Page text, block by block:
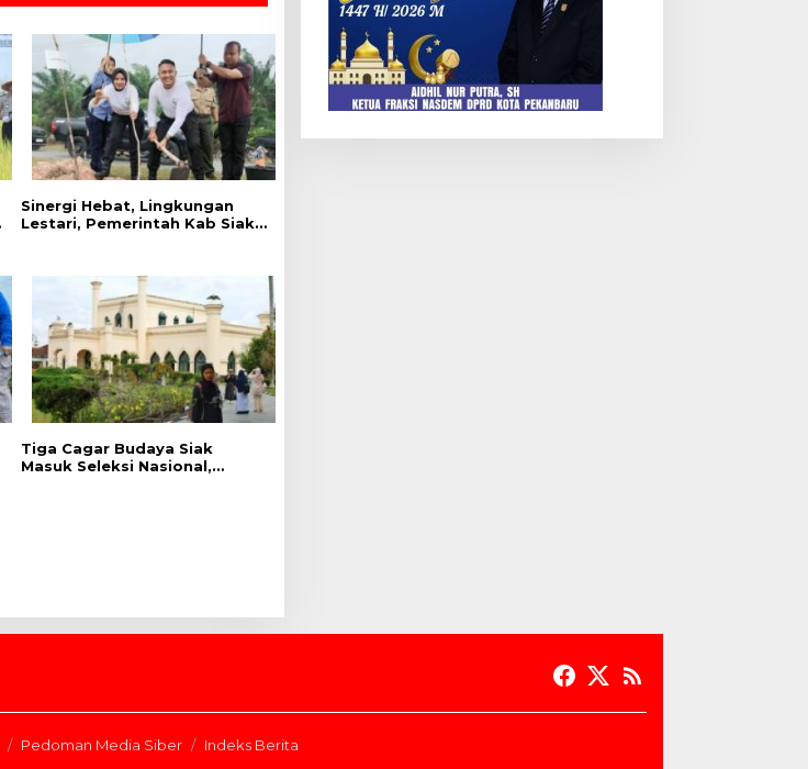
Sinergi Hebat, Lingkungan
Lestari, Pemerintah Kab Siak
Menanam Masa Depan dan
Tiga Cagar Budaya Siak
Masuk Seleksi Nasional,
Pedoman Media Siber Indeks Berita